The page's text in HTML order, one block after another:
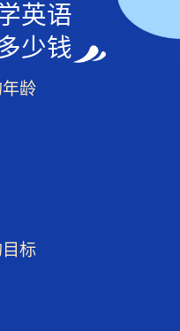
英语
少钱
龄
标